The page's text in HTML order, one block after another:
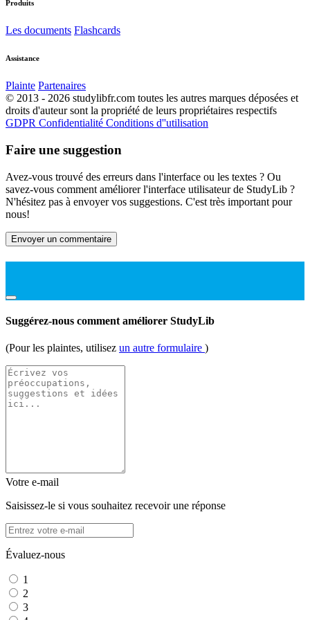
Produits
Les documents Flashcards
Assistance
Plainte Partenaires
© 2013 - 2026 studylibfr.com toutes les autres marques déposées et
droits d'auteur sont la propriété de leurs propriétaires respectifs
GDPR Confidentialité Conditions d''utilisation
Faire une suggestion
Avez-vous trouvé des erreurs dans l'interface ou les textes ? Ou
savez-vous comment améliorer l'interface utilisateur de StudyLib ?
N'hésitez pas à envoyer vos suggestions. C'est très important pour
nous!
Envoyer un commentaire
Suggérez-nous comment améliorer StudyLib
(Pour les plaintes, utilisez un autre formulaire )
Votre e-mail
Saisissez-le si vous souhaitez recevoir une réponse
Évaluez-nous
1
2
3